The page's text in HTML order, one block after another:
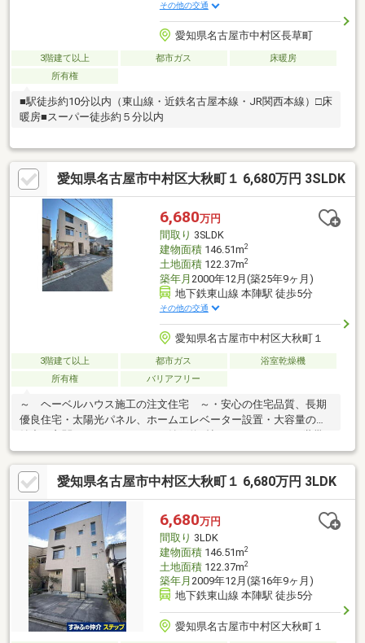
その他の交通
愛知県名古屋市中村区長草町
3階建て以上 都市ガス
床暖房
所有権
■駅徒歩約10分以内（東山線・近鉄名古屋本線・JR関西本線）□床
暖房■スーパー徒歩約５分以内
愛知県名古屋市中村区大秋町１ 6,680万円 3SLDK
6,680万円
間取り 3SLDK
建物面積146.51m2
土地面積122.37m2
築年月 2000年12月(築25年9ヶ月)
地下鉄東山線 本陣駅 徒歩5分
その他の交通
愛知県名古屋市中村区大秋町１
3階建て以上 都市ガス
浴室乾燥機
所有権
バリアフリー
～ ヘーベルハウス施工の注文住宅 ～・安心の住宅品質、長期
優良住宅・太陽光パネル、ホームエレベーター設置・大容量の収
納力。玄関にストックルーム＆納戸約3帖・３LDK＋DK ２世帯
として利用出来ます・２階、３階 洗面化粧台あり・広々バルコ
ニー、水栓あり・ほのか小学校まで徒歩約５分・笈瀬中学校まで
徒歩約10分・周辺には、セブンイレブン名古屋大秋町2丁目店
（徒歩約3分）、ヤマナカ則武店（徒歩約7分）、ピアゴ中村店
（徒歩約9分）、中村区役所（徒歩約3分）、大秋公園（徒歩約2
分）などがございます。
愛知県名古屋市中村区大秋町１ 6,680万円 3LDK
6,680万円
間取り 3LDK
建物面積146.51m2
土地面積122.37m2
築年月 2009年12月(築16年9ヶ月)
地下鉄東山線 本陣駅 徒歩5分
愛知県名古屋市中村区大秋町１